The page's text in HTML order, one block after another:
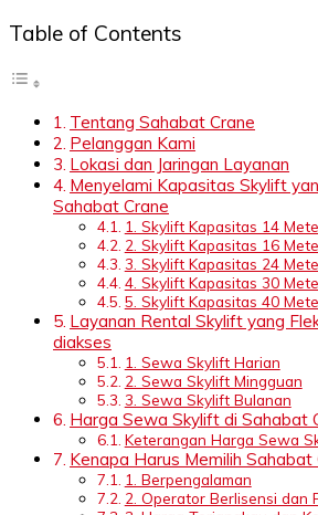
Table of Contents
Tentang Sahabat Crane
Pelanggan Kami
Lokasi dan Jaringan Layanan
Menyelami Kapasitas Skylift
Sahabat Crane
1. Skylift Kapasitas 14
2. Skylift Kapasitas 16
3. Skylift Kapasitas 24
4. Skylift Kapasitas 30
5. Skylift Kapasitas 40
Layanan Rental Skylift yang
diakses
1. Sewa Skylift Harian
2. Sewa Skylift Mingguan
3. Sewa Skylift Bulanan
Harga Sewa Skylift di Sahabat
Keterangan Harga Sewa
Kenapa Harus Memilih Sahabat
1. Berpengalaman
2. Operator Berlisensi dan